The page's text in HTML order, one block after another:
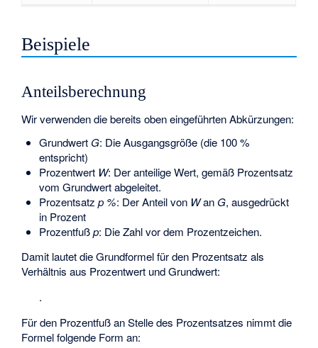
Beispiele
Anteilsberechnung
Wir verwenden die bereits oben eingeführten Abkürzungen:
Grundwert G: Die Ausgangsgröße (die 100 %
entspricht)
Prozentwert W: Der anteilige Wert, gemäß Prozentsatz
vom Grundwert abgeleitet.
Prozentsatz p %: Der Anteil von Wan G, ausgedrückt
in Prozent
Prozentfußp: Die Zahl vor dem Prozentzeichen.
Damit lautet die Grundformel für den Prozentsatz als
Verhältnis aus Prozentwert und Grundwert:
.
Für den Prozentfuß an Stelle des Prozentsatzes nimmt die
Formel folgende Form an: